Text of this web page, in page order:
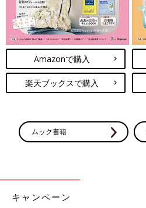
Amazonで購入
楽天ブックスで購入
ムック書籍
キャンペーン